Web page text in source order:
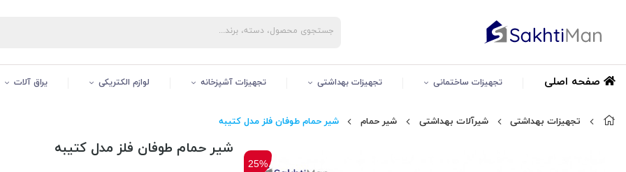
صفحه اصلی تجهیزات ساختمانی تجهیزات بهداشتی تجهیزات آشپزخانه لوازم الکتریکی یراق آلات
تجهیزات بهداشتی شیرآلات بهداشتی شیر حمام شیر حمام طوفان فلز مدل کتیبه
25%
شیر حمام طوفان فلز مدل کتیبه